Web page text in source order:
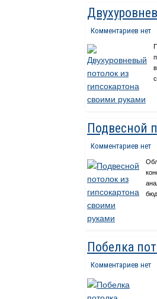
Комментариев нет
Подвесной
Комментариев нет
Побелка
Комментариев нет